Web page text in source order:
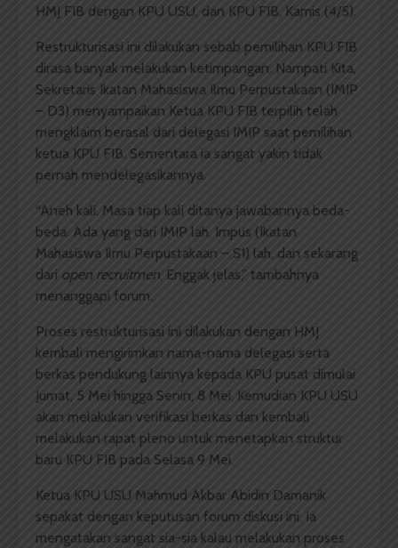
HMJ FIB dengan KPU USU, dan KPU FIB, Kamis (4/5).
Restrukturisasi ini dilakukan sebab pemilihan KPU FIB
dirasa banyak melakukan ketimpangan. Nampati Kita,
Sekretaris Ikatan Mahasiswa Ilmu Perpustakaan (IMIP
– D3) menyampaikan Ketua KPU FIB terpilih telah
mengklaim berasal dari delegasi IMIP saat pemilihan
ketua KPU FIB. Sementara ia sangat yakin tidak
pernah mendelegasikannya.
“Aneh kali. Masa tiap kali ditanya jawabannya beda-
beda. Ada yang dari IMIP lah, Impus (Ikatan
Mahasiswa Ilmu Perpustakaan – S1) lah, dan sekarang
dari open recruitmen. Enggak jelas,” tambahnya
menanggapi forum.
Proses restrukturisasi ini dilakukan dengan HMJ
kembali mengirimkan nama-nama delegasi serta
berkas pendukung lainnya kepada KPU pusat dimulai
Jumat, 5 Mei hingga Senin, 8 Mei. Kemudian KPU USU
akan melakukan verifikasi berkas dan kembali
melakukan rapat pleno untuk menetapkan struktur
baru KPU FIB pada Selasa 9 Mei.
Ketua KPU USU Mahmud Akbar Abidin Damanik
sepakat dengan keputusan forum diskusi ini. Ia
mengatakan sangat sia-sia kalau melakukan proses